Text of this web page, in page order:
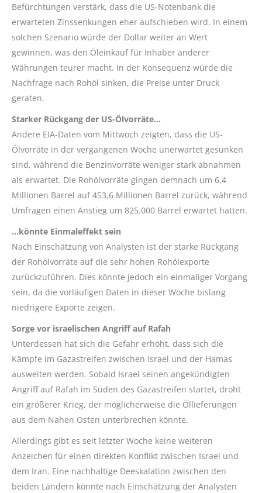
Befürchtungen verstärk, dass die US-Notenbank die
erwarteten Zinssenkungen eher aufschieben wird. In einem
solchen Szenario würde der Dollar weiter an Wert
gewinnen, was den Öleinkauf für Inhaber anderer
Währungen teurer macht. In der Konsequenz würde die
Nachfrage nach Rohöl sinken, die Preise unter Druck
geraten.
Starker Rückgang der US-Ölvorräte…
Andere EIA-Daten vom Mittwoch zeigten, dass die US-
Ölvorräte in der vergangenen Woche unerwartet gesunken
sind, während die Benzinvorräte weniger stark abnahmen
als erwartet. Die Rohölvorräte gingen demnach um 6,4
Millionen Barrel auf 453,6 Millionen Barrel zurück, während
Umfragen einen Anstieg um 825.000 Barrel erwartet hatten.
…könnte Einmaleffekt sein
Nach Einschätzung von Analysten ist der starke Rückgang
der Rohölvorräte auf die sehr hohen Rohölexporte
zurückzuführen. Dies könnte jedoch ein einmaliger Vorgang
sein, da die vorläufigen Daten in dieser Woche bislang
niedrigere Exporte zeigen.
Sorge vor israelischen Angriff auf Rafah
Unterdessen hat sich die Gefahr erhöht, dass sich die
Kämpfe im Gazastreifen zwischen Israel und der Hamas
ausweiten werden. Sobald Israel seinen angekündigten
Angriff auf Rafah im Süden des Gazastreifen startet, droht
ein größerer Krieg, der möglicherweise die Öllieferungen
aus dem Nahen Osten unterbrechen könnte.
Allerdings gibt es seit letzter Woche keine weiteren
Anzeichen für einen direkten Konflikt zwischen Israel und
dem Iran. Eine nachhaltige Deeskalation zwischen den
beiden Ländern könnte nach Einschätzung der Analysten